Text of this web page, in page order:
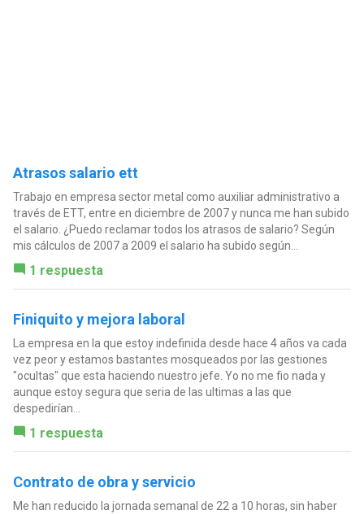
Atrasos salario ett
Trabajo en empresa sector metal como auxiliar administrativo a
través de ETT, entre en diciembre de 2007 y nunca me han subido
el salario. ¿Puedo reclamar todos los atrasos de salario? Según
mis cálculos de 2007 a 2009 el salario ha subido según...
1 respuesta
Finiquito y mejora laboral
La empresa en la que estoy indefinida desde hace 4 años va cada
vez peor y estamos bastantes mosqueados por las gestiones
"ocultas" que esta haciendo nuestro jefe. Yo no me fio nada y
aunque estoy segura que seria de las ultimas a las que
despedirían...
1 respuesta
Contrato de obra y servicio
Me han reducido la jornada semanal de 22 a 10 horas, sin haber